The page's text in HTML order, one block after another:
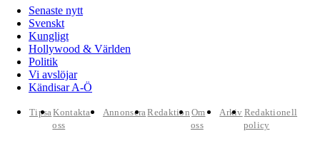
Senaste nytt
Svenskt
Kungligt
Hollywood & Världen
Politik
Vi avslöjar
Kändisar A-Ö
TipsaKontakta
oss
AnnonseraRedaktion Om
oss
Arkiv Redaktionell
policy